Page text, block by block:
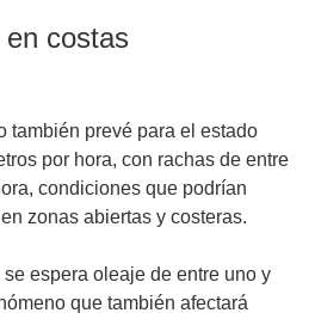
costas
también prevé para el estado
por hora, con rachas de entre
condiciones que podrían
zonas abiertas y costeras.
espera oleaje de entre uno y
que también afectará